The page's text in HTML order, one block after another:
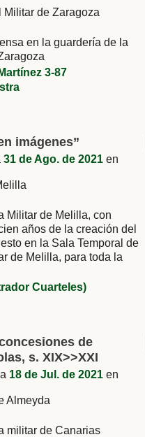
Militar de Zaragoza
en la guardería de la
3-87
imágenes”
31 de Ago. de 2021en
Militar de Melilla, con
años de la creación del
en la Sala Temporal de
de Melilla, para toda la
Cuarteles)
de
s. XIX>>XXI
18 de Jul. de 2021en
Almeyda
militar de Canarias